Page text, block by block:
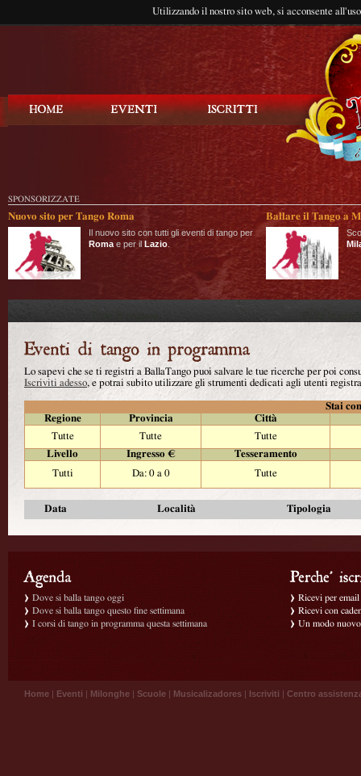
Utilizzando il nostro sito web, si acconsente
SPONSORIZZATE
Nuovo sito per Tango Roma
Il nuovo sito con tutti gli eventi di tango per
Roma e per il Lazio
Ballare il Tango a
Lo sapevi che se ti registri a BallaTango puoi salvare le tue ricerche per poi
Iscriviti adesso, e potrai subito utilizzare gli strumenti dedicati agli utenti
Stai
Regione
Provincia
Città
Tutte
Tutte
Tutte
Livello
Ingresso €
Tesseramento
Tutti
Da: 0 a 0 Tutte
Data Località Tipologia
Dove si balla tango oggi
Dove si balla tango questo fine settimana
I corsi di tango in programma questa settimana
Ricevi per
Ricevi con
Un modo
Home | Eventi | Milonghe | Scuole | Musicalizadores | Iscriviti | Centro